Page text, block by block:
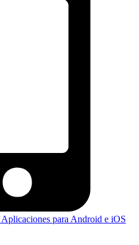
Aplicaciones para Android e iOS